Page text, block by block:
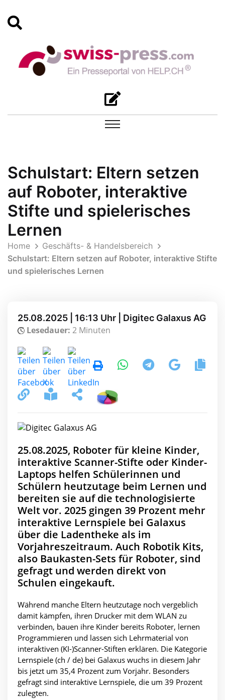
Schulstart: Eltern setzen
auf Roboter, interaktive
Stifte und spielerisches
Lernen
Home
Geschäfts- & Handelsbereich
Schulstart: Eltern setzen auf Roboter, interaktive Stifte
und spielerisches Lernen
25.08.2025 | 16:13 Uhr | Digitec Galaxus AG
Lesedauer: 2 Minuten
25.08.2025, Roboter für kleine Kinder,
interaktive Scanner-Stifte oder Kinder-
Laptops helfen Schülerinnen und
Schülern heutzutage beim Lernen und
bereiten sie auf die technologisierte
Welt vor. 2025 gingen 39 Prozent mehr
interaktive Lernspiele bei Galaxus
über die Ladentheke als im
Vorjahreszeitraum. Auch Robotik Kits,
also Baukasten-Sets für Roboter, sind
gefragt und werden direkt von
Schulen eingekauft.
Während manche Eltern heutzutage noch vergeblich
damit kämpfen, ihren Drucker mit dem WLAN zu
verbinden, bauen ihre Kinder bereits Roboter, lernen
Programmieren und lassen sich Lehrmaterial von
interaktiven (KI-)Scanner-Stiften erklären. Die Kategorie
Lernspiele (ch / de) bei Galaxus wuchs in diesem Jahr
bis jetzt um 35,4 Prozent zum Vorjahr. Besonders
gefragt sind interaktive Lernspiele, die um 39 Prozent
zulegten.